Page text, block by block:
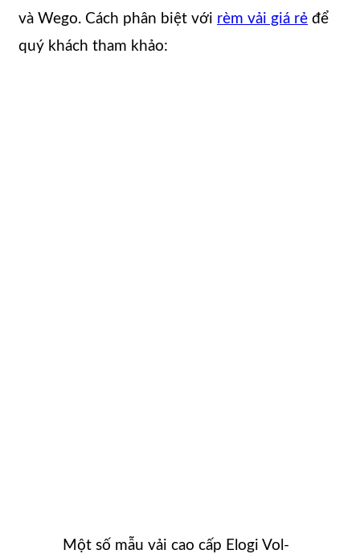
và Wego. Cách phân biệt với rèm vải giá rẻ để
quý khách tham khảo:
Một số mẫu vải cao cấp Elogi Vol-